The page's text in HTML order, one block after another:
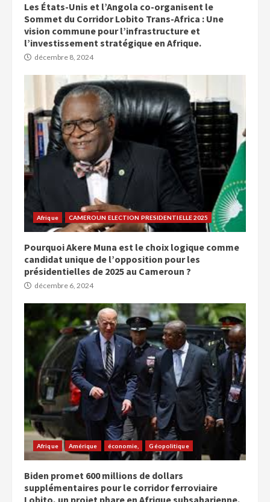
Les États-Unis et l’Angola co-organisent le
Sommet du Corridor Lobito Trans-Africa : Une
vision commune pour l’infrastructure et
l’investissement stratégique en Afrique.
décembre 8, 2024
Afrique CAMEROUN ELECTION PRESIDENTIELLE 2025
Pourquoi Akere Muna est le choix logique comme
candidat unique de l’opposition pour les
présidentielles de 2025 au Cameroun ?
décembre 6, 2024
Afrique Amérique économie, Géopolitique
Biden promet 600 millions de dollars
supplémentaires pour le corridor ferroviaire